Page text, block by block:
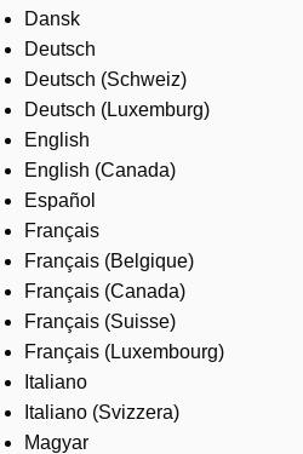
Services
About us
Where to buy
Contact us
Careers
Dansk
Deutsch
Deutsch (Schweiz)
Deutsch (Luxemburg)
English
English (Canada)
Español
Français
Français (Belgique)
Français (Canada)
Français (Suisse)
Français (Luxembourg)
Italiano
Italiano (Svizzera)
Magyar